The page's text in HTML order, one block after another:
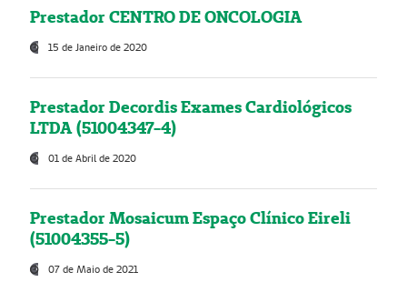
Prestador CENTRO DE ONCOLOGIA
15 de Janeiro de 2020
Prestador Decordis Exames Cardiológicos
LTDA (51004347-4)
01 de Abril de 2020
Prestador Mosaicum Espaço Clínico Eireli
(51004355-5)
07 de Maio de 2021